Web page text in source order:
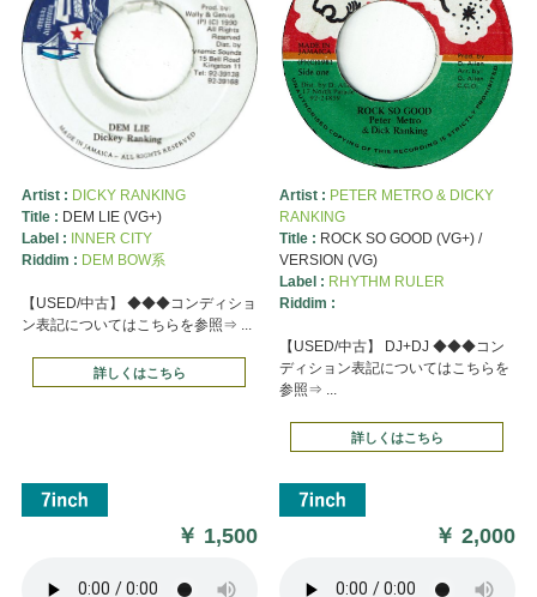
Artist : DICKY RANKING
Title : DEM LIE (VG+)
Label : INNER CITY
Riddim : DEM BOW系
【USED/中古】 ◆◆◆コンディショ
ン表記についてはこちらを参照⇒ ...
詳しくはこちら
￥ 1,500
Artist : PETER METRO & DICKY
RANKING
Title : ROCK SO GOOD (VG+) /
VERSION (VG)
Label : RHYTHM RULER
Riddim :
【USED/中古】 DJ+DJ ◆◆◆コン
ディション表記についてはこちらを
参照⇒ ...
詳しくはこちら
￥2,000